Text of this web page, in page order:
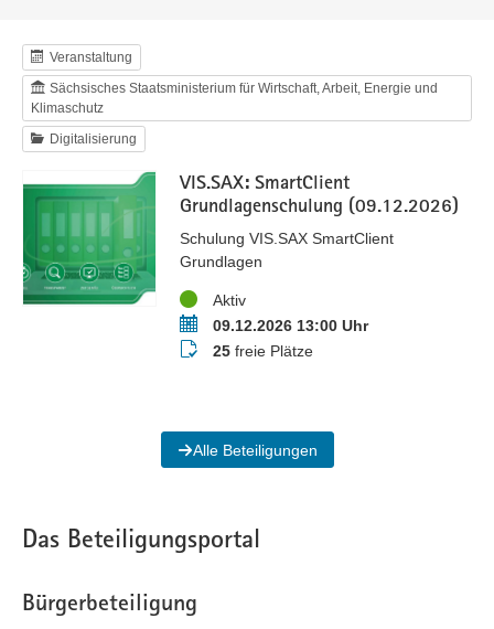
Veranstaltung
Sächsisches Staatsministerium für Wirtschaft, Arbeit, Energie und
Klimaschutz
Digitalisierung
VIS.SAX: SmartClient
Grundlagenschulung (09.12.2026)
Schulung VIS.SAX SmartClient
Grundlagen
StatusAktiv
Termin09.12.2026 13:00 Uhr
Buchungsstatus
25freie Plätze
Alle Beteiligungen
Das Beteiligungsportal
Bürgerbeteiligung